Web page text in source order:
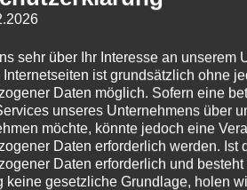
sehr über Ihr Interesse an unserem
Internetseiten ist grundsätzlich ohne
Daten möglich. Sofern eine
unseres Unternehmens über
möchte, könnte jedoch eine
Daten erforderlich werden. Ist
Daten erforderlich und
keine gesetzliche Grundlage, holen